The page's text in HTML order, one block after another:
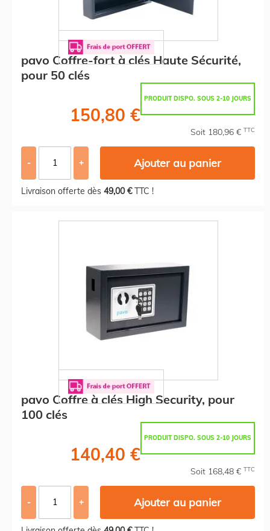
pavo Coffre-fort à clés Haute Sécurité,
pour 50 clés
PRODUIT DISPO. SOUS 2-10 JOURS
150,80 €
Soit 180,96 € TTC
- + Ajouter au panier
Livraison offerte dès 49,00 €TTC !
pavo Coffre à clés High Security, pour
100 clés
PRODUIT DISPO. SOUS 2-10 JOURS
140,40 €
Soit 168,48 € TTC
- + Ajouter au panier